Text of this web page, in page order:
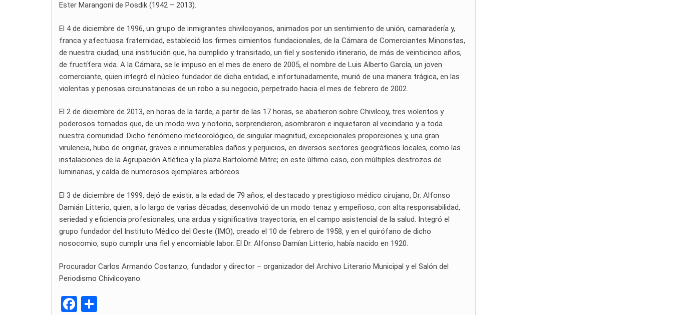
Ester Marangoni de Posdik (1942 – 2013).
El 4 de diciembre de 1996, un grupo de inmigrantes chivilcoyanos, animados por un sentimiento de unión, camaradería y,
franca y afectuosa fraternidad, estableció los firmes cimientos fundacionales, de la Cámara de Comerciantes Minoristas,
de nuestra ciudad; una institución que, ha cumplido y transitado, un fiel y sostenido itinerario, de más de veinticinco años,
de fructífera vida. A la Cámara, se le impuso en el mes de enero de 2005, el nombre de Luis Alberto García, un joven
comerciante, quien integró el núcleo fundador de dicha entidad, e infortunadamente, murió de una manera trágica, en las
violentas y penosas circunstancias de un robo a su negocio, perpetrado hacia el mes de febrero de 2002.
El 2 de diciembre de 2013, en horas de la tarde, a partir de las 17 horas, se abatieron sobre Chivilcoy, tres violentos y
poderosos tornados que, de un modo vivo y notorio, sorprendieron, asombraron e inquietaron al vecindario y a toda
nuestra comunidad. Dicho fenómeno meteorológico, de singular magnitud, excepcionales proporciones y, una gran
virulencia, hubo de originar, graves e innumerables daños y perjuicios, en diversos sectores geográficos locales, como las
instalaciones de la Agrupación Atlética y la plaza Bartolomé Mitre; en este último caso, con múltiples destrozos de
luminarias, y caída de numerosos ejemplares arbóreos.
El 3 de diciembre de 1999, dejó de existir, a la edad de 79 años, el destacado y prestigioso médico cirujano, Dr. Alfonso
Damián Litterio, quien, a lo largo de varias décadas, desenvolvió de un modo tenaz y empeñoso, con alta responsabilidad,
seriedad y eficiencia profesionales, una ardua y significativa trayectoria, en el campo asistencial de la salud. Integró el
grupo fundador del Instituto Médico del Oeste (IMO), creado el 10 de febrero de 1958, y en el quirófano de dicho
nosocomio, supo cumplir una fiel y encomiable labor. El Dr. Alfonso Damían Litterio, había nacido en 1920.
Procurador Carlos Armando Costanzo, fundador y director – organizador del Archivo Literario Municipal y el Salón del
Periodismo Chivilcoyano.
F